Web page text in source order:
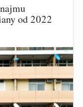
od 2022